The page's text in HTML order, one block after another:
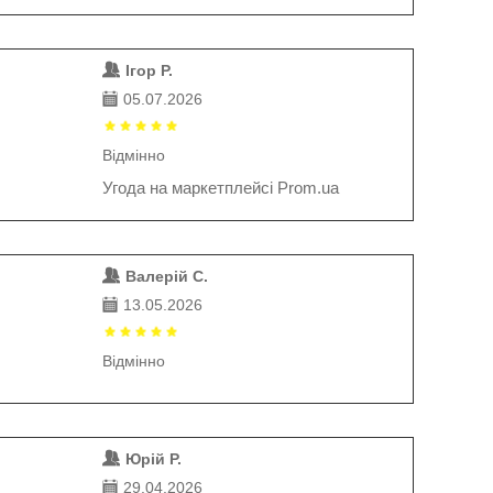
Ігор Р.
05.07.2026
Відмінно
Угода на маркетплейсі Prom.ua
Валерій С.
13.05.2026
Відмінно
Юрій Р.
29.04.2026